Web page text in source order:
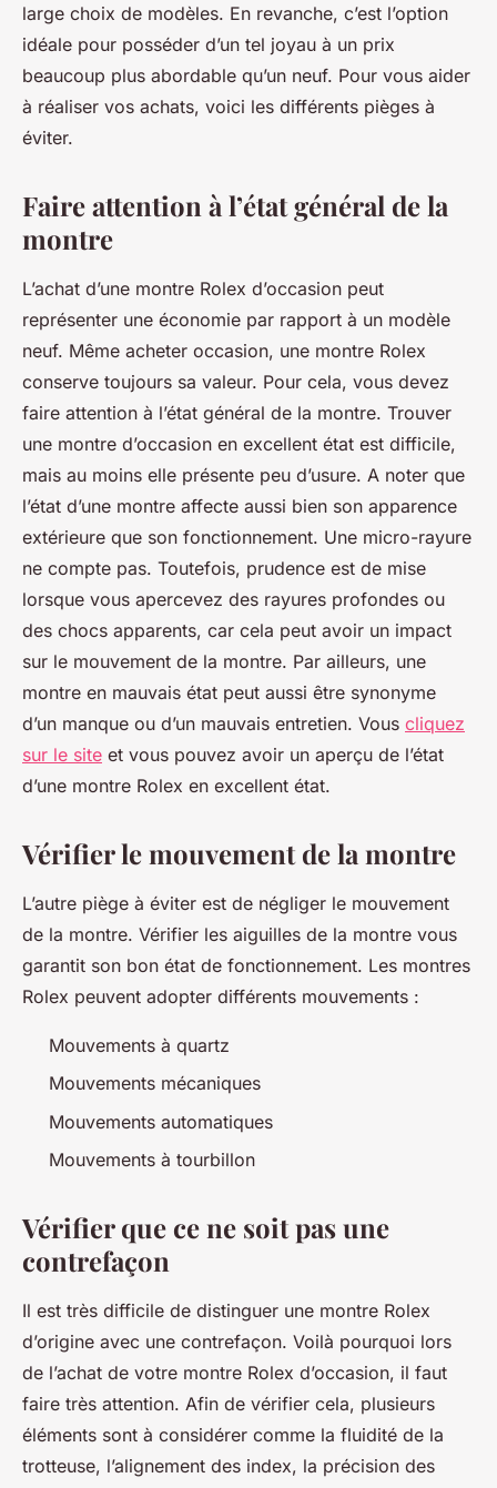
large choix de modèles. En revanche, c’est l’option
idéale pour posséder d’un tel joyau à un prix
beaucoup plus abordable qu’un neuf. Pour vous aider
à réaliser vos achats, voici les différents pièges à
éviter.
Faire attention à l’état général de la
montre
L’achat d’une montre Rolex d’occasion peut
représenter une économie par rapport à un modèle
neuf. Même acheter occasion, une montre Rolex
conserve toujours sa valeur. Pour cela, vous devez
faire attention à l’état général de la montre. Trouver
une montre d’occasion en excellent état est difficile,
mais au moins elle présente peu d’usure. A noter que
l’état d’une montre affecte aussi bien son apparence
extérieure que son fonctionnement. Une micro-rayure
ne compte pas. Toutefois, prudence est de mise
lorsque vous apercevez des rayures profondes ou
des chocs apparents, car cela peut avoir un impact
sur le mouvement de la montre. Par ailleurs, une
montre en mauvais état peut aussi être synonyme
d’un manque ou d’un mauvais entretien. Vous cliquez
sur le site et vous pouvez avoir un aperçu de l’état
d’une montre Rolex en excellent état.
Vérifier le mouvement de la montre
L’autre piège à éviter est de négliger le mouvement
de la montre. Vérifier les aiguilles de la montre vous
garantit son bon état de fonctionnement. Les montres
Rolex peuvent adopter différents mouvements :
Mouvements à quartz
Mouvements mécaniques
Mouvements automatiques
Mouvements à tourbillon
Vérifier que ce ne soit pas une
contrefaçon
Il est très difficile de distinguer une montre Rolex
d’origine avec une contrefaçon. Voilà pourquoi lors
de l’achat de votre montre Rolex d’occasion, il faut
faire très attention. Afin de vérifier cela, plusieurs
éléments sont à considérer comme la fluidité de la
trotteuse, l’alignement des index, la précision des